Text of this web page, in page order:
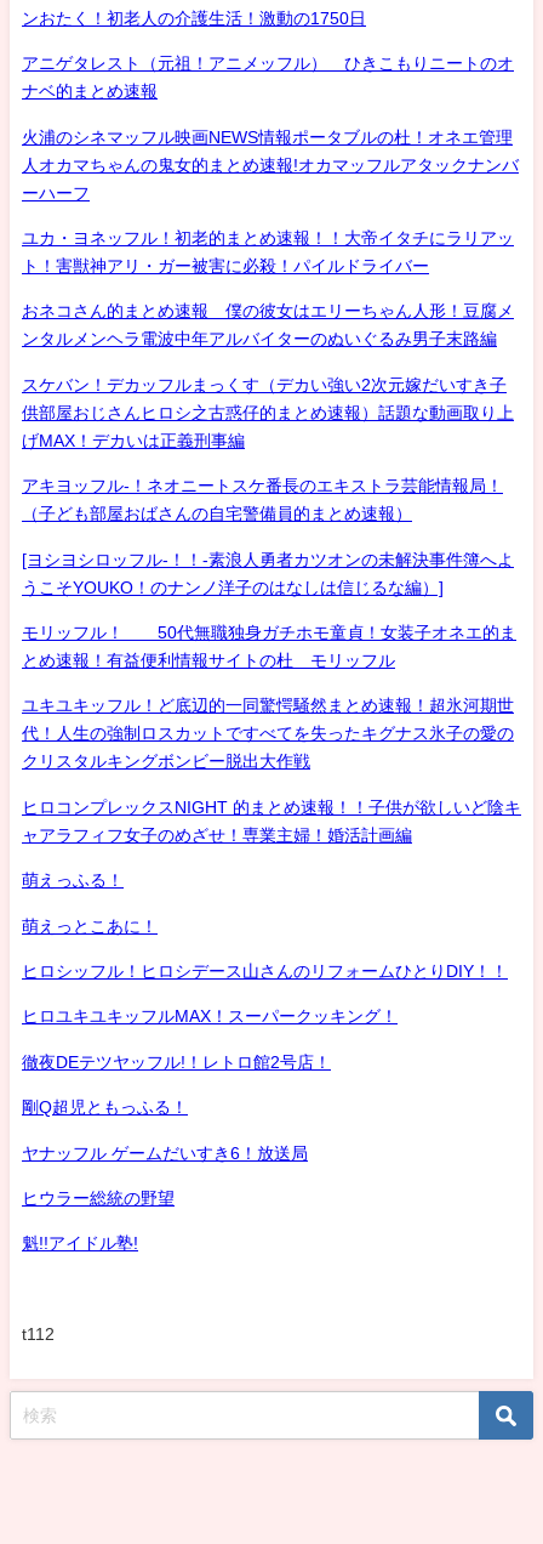
ンおたく！初老人の介護生活！激動の1750日
アニゲタレスト（元祖！アニメッフル） ひきこもりニートのオ
ナベ的まとめ速報
火浦のシネマッフル映画NEWS情報ポータブルの杜！オネエ管理
人オカマちゃんの鬼女的まとめ速報!オカマッフルアタックナンバ
ーハーフ
ユカ・ヨネッフル！初老的まとめ速報！！大帝イタチにラリアッ
ト！害獣神アリ・ガー被害に必殺！パイルドライバー
おネコさん的まとめ速報 僕の彼女はエリーちゃん人形！豆腐メ
ンタルメンヘラ電波中年アルバイターのぬいぐるみ男子末路編
スケバン！デカッフルまっくす（デカい強い2次元嫁だいすき子
供部屋おじさんヒロシ之古惑仔的まとめ速報）話題な動画取り上
げMAX！デカいは正義刑事編
アキヨッフル-！ネオニートスケ番長のエキストラ芸能情報局！
（子ども部屋おばさんの自宅警備員的まとめ速報）
[ヨシヨシロッフル-！！-素浪人勇者カツオンの未解決事件簿へよ
うこそYOUKO！のナンノ洋子のはなしは信じるな編）]
モリッフル！ 50代無職独身ガチホモ童貞！女装子オネエ的ま
とめ速報！有益便利情報サイトの杜 モリッフル
ユキユキッフル！ど底辺的一同驚愕騒然まとめ速報！超氷河期世
代！人生の強制ロスカットですべてを失ったキグナス氷子の愛の
クリスタルキングボンビー脱出大作戦
ヒロコンプレックスNIGHT 的まとめ速報！！子供が欲しいど陰キ
ャアラフィフ女子のめざせ！専業主婦！婚活計画編
萌えっふる！
萌えっとこあに！
ヒロシッフル！ヒロシデース山さんのリフォームひとりDIY！！
ヒロユキユキッフルMAX！スーパークッキング！
徹夜DEテツヤッフル!！レトロ館2号店！
剛Q超児ともっふる！
ヤナッフル ゲームだいすき6！放送局
ヒウラー総統の野望
魁!!アイドル塾!
t112